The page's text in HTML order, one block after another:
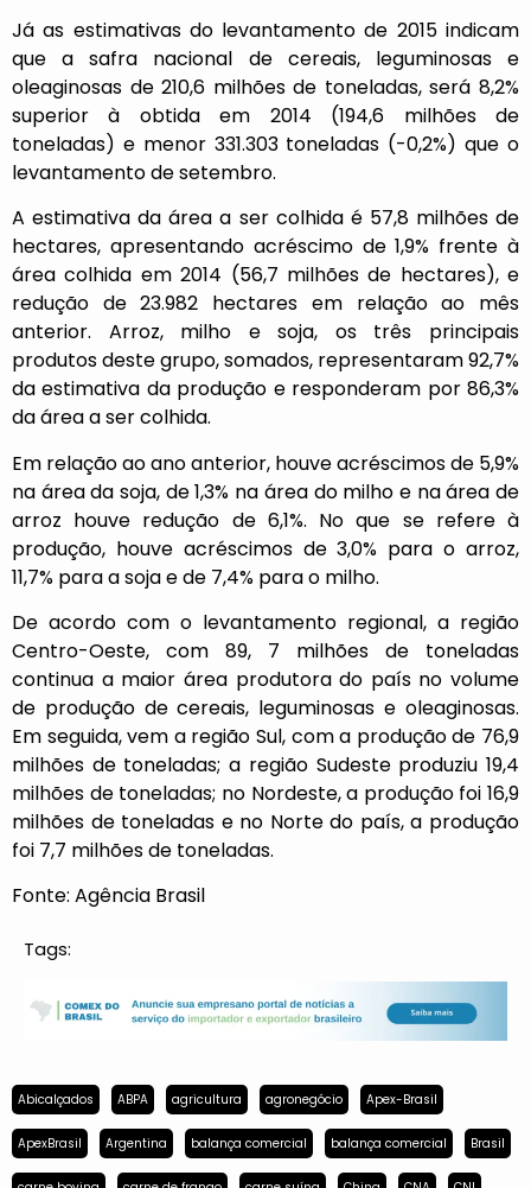
Já as estimativas do levantamento de 2015 indicam
que a safra nacional de cereais, leguminosas e
oleaginosas de 210,6 milhões de toneladas, será 8,2%
superior à obtida em 2014 (194,6 milhões de
toneladas) e menor 331.303 toneladas (-0,2%) que o
levantamento de setembro.
A estimativa da área a ser colhida é 57,8 milhões de
hectares, apresentando acréscimo de 1,9% frente à
área colhida em 2014 (56,7 milhões de hectares), e
redução de 23.982 hectares em relação ao mês
anterior. Arroz, milho e soja, os três principais
produtos deste grupo, somados, representaram 92,7%
da estimativa da produção e responderam por 86,3%
da área a ser colhida.
Em relação ao ano anterior, houve acréscimos de 5,9%
na área da soja, de 1,3% na área do milho e na área de
arroz houve redução de 6,1%. No que se refere à
produção, houve acréscimos de 3,0% para o arroz,
11,7% para a soja e de 7,4% para o milho.
De acordo com o levantamento regional, a região
Centro-Oeste, com 89, 7 milhões de toneladas
continua a maior área produtora do país no volume
de produção de cereais, leguminosas e oleaginosas.
Em seguida, vem a região Sul, com a produção de 76,9
milhões de toneladas; a região Sudeste produziu 19,4
milhões de toneladas; no Nordeste, a produção foi 16,9
milhões de toneladas e no Norte do país, a produção
foi 7,7 milhões de toneladas.
Fonte: Agência Brasil
Tags:
Abicalçados ABPA agricultura agronegócio Apex-Brasil
ApexBrasil Argentina balança comercial balança comercial Brasil